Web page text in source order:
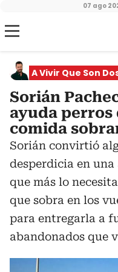
07 ago
A Vivir Que Son
Sorián
ayuda perros
comida
Sorián convirtió
desperdicia en
que más lo
que sobra en los
para entregarla a
abandonados que